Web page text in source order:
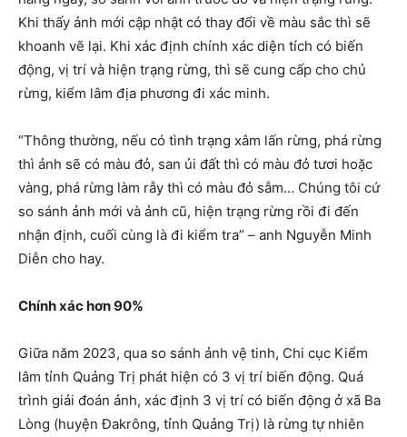
Khi thấy ảnh mới cập nhật có thay đổi về màu sắc thì sẽ
khoanh vẽ lại. Khi xác định chính xác diện tích có biến
động, vị trí và hiện trạng rừng, thì sẽ cung cấp cho chủ
rừng, kiểm lâm địa phương đi xác minh.
“Thông thường, nếu có tình trạng xâm lấn rừng, phá rừng
thì ảnh sẽ có màu đỏ, san ủi đất thì có màu đỏ tươi hoặc
vàng, phá rừng làm rẫy thì có màu đỏ sẫm… Chúng tôi cứ
so sánh ảnh mới và ảnh cũ, hiện trạng rừng rồi đi đến
nhận định, cuối cùng là đi kiểm tra” – anh Nguyễn Minh
Diễn cho hay.
Chính xác hơn 90%
Giữa năm 2023, qua so sánh ảnh vệ tinh, Chi cục Kiểm
lâm tỉnh Quảng Trị phát hiện có 3 vị trí biến động. Quá
trình giải đoán ảnh, xác định 3 vị trí có biến động ở xã Ba
Lòng (huyện Đakrông, tỉnh Quảng Trị) là rừng tự nhiên